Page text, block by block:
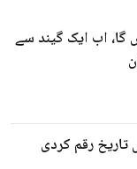
گا، اب ایک گیند سے
رقم کردی